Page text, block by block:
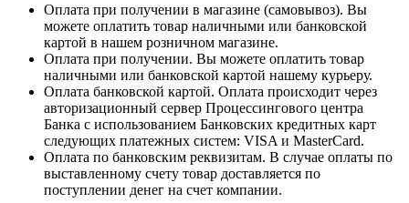
Оплата при получении в магазине (самовывоз). Вы
можете оплатить товар наличными или банковской
картой в нашем розничном магазине.
Оплата при получении. Вы можете оплатить товар
наличными или банковской картой нашему курьеру.
Оплата банковской картой. Оплата происходит через
авторизационный сервер Процессингового центра
Банка с использованием Банковских кредитных карт
следующих платежных систем: VISA и MasterCard.
Оплата по банковским реквизитам. В случае оплаты по
выставленному счету товар доставляется по
поступлении денег на счет компании.